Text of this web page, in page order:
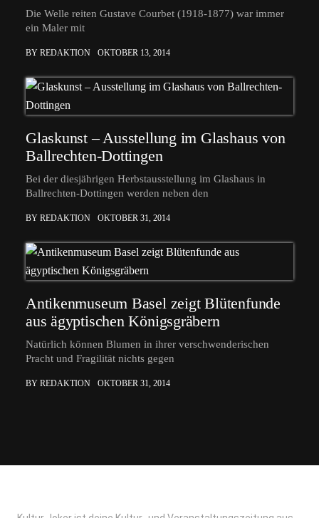
Die Welle reiten Gustave Courbet (1918-1877) war immer
ein Maler mit
BY REDAKTION OKTOBER 13, 2014
Glaskunst – Ausstellung im Glashaus von
Ballrechten-Dottingen
Bei der diesjährigen Herbstausstellung im Glashaus in
Ballrechten-Dottingen werden neben den
BY REDAKTION OKTOBER 31, 2014
Antikenmuseum Basel zeigt Blütenfunde
aus ägyptischen Königsgräbern
Natürlich können Blumen in ihrer verschwenderischen
Pracht und Fragilität nichts gegen
BY REDAKTION OKTOBER 31, 2014